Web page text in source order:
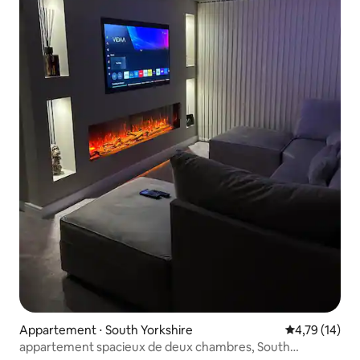
Appartement ⋅ South Yorkshire Évaluation
4,79 (14)
appartement spacieux de deux chambres, South